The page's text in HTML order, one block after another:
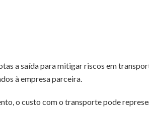
a saída para mitigar riscos em
à empresa parceira.
o custo com o transporte pode